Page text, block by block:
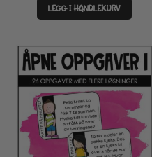
LEGG I HANDLEKURV